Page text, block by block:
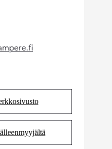
välilehdessä)
välilehdessä)
uudessa välilehdessä)
uudessa välilehdessä)